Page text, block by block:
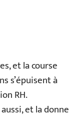
et la course
s’épuisent à
RH.
et la donne